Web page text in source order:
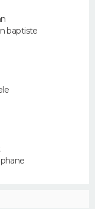
baptiste